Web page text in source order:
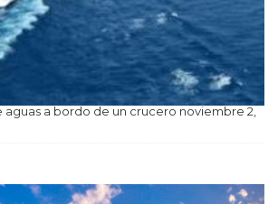
aguas a bordo de un crucero noviembre 2,